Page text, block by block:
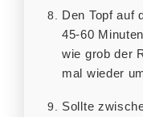
Den Topf auf den Deckel setzen und circa
45-60
wie grob der
mal wieder
Sollte zwischendurch etwas Wasser fehlen,